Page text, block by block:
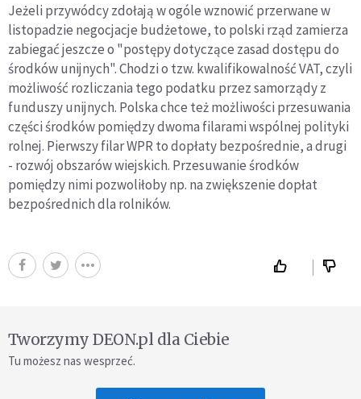
Jeżeli przywódcy zdołają w ogóle wznowić przerwane w
listopadzie negocjacje budżetowe, to polski rząd zamierza
zabiegać jeszcze o "postępy dotyczące zasad dostępu do
środków unijnych". Chodzi o tzw. kwalifikowalność VAT, czyli
możliwość rozliczania tego podatku przez samorządy z
funduszy unijnych. Polska chce też możliwości przesuwania
części środków pomiędzy dwoma filarami wspólnej polityki
rolnej. Pierwszy filar WPR to dopłaty bezpośrednie, a drugi
- rozwój obszarów wiejskich. Przesuwanie środków
pomiędzy nimi pozwoliłoby np. na zwiększenie dopłat
bezpośrednich dla rolników.
Tworzymy DEON.pl dla Ciebie
Tu możesz nas wesprzeć.